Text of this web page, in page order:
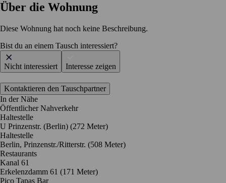
Über die Wohnung
Diese Wohnung hat noch keine Beschreibung.
Bist du an einem Tausch interessiert?
Nicht interessiert Interesse zeigen
Kontaktieren den Tauschpartner
In der Nähe
Öffentlicher Nahverkehr
Haltestelle
U Prinzenstr. (Berlin) (272 Meter)
Haltestelle
Berlin, Prinzenstr./Ritterstr. (508 Meter)
Restaurants
Kanal 61
Erkelenzdamm 61 (171 Meter)
Pico Tapas Bar